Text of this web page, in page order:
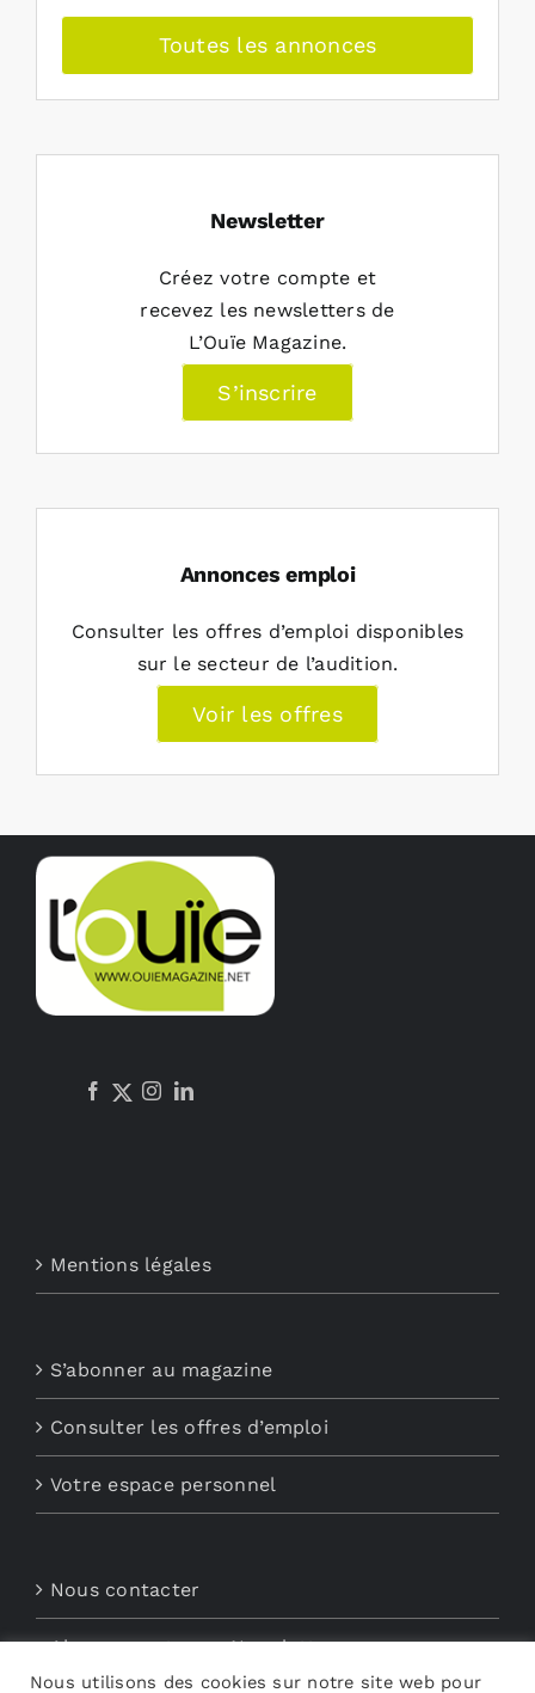
Toutes les annonces
Newsletter
Créez votre compte et
recevez les newsletters de
L’Ouïe Magazine.
S’inscrire
Annonces emploi
Consulter les offres d’emploi disponibles
sur le secteur de l’audition.
Voir les offres
Mentions légales
S’abonner au magazine
Consulter les offres d’emploi
Votre espace personnel
Nous contacter
Abonnements aux Newsletters
Nous utilisons des cookies sur notre site web pour